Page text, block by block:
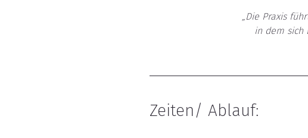
„Die Praxis
in dem sich
Zeiten/ Ablauf: